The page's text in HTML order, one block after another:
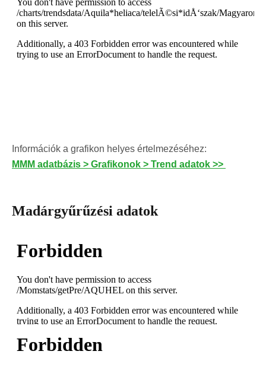
Információk a grafikon helyes értelmezéséhez:
MMM adatbázis > Grafikonok > Trend adatok >>
Madárgyűrűzési adatok